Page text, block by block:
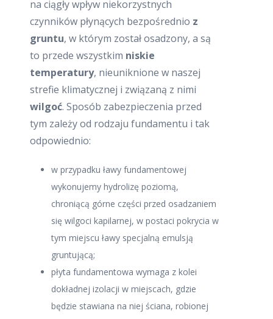
na ciągły wpływ niekorzystnych
czynników płynących bezpośrednio z
gruntu, w którym został osadzony, a są
to przede wszystkim niskie
temperatury, nieuniknione w naszej
strefie klimatycznej i związaną z nimi
wilgoć. Sposób zabezpieczenia przed
tym zależy od rodzaju fundamentu i tak
odpowiednio:
w przypadku ławy fundamentowej
wykonujemy hydrolizę poziomą,
chroniącą górne części przed osadzaniem
się wilgoci kapilarnej, w postaci pokrycia w
tym miejscu ławy specjalną emulsją
gruntującą;
płyta fundamentowa wymaga z kolei
dokładnej izolacji w miejscach, gdzie
będzie stawiana na niej ściana, robionej